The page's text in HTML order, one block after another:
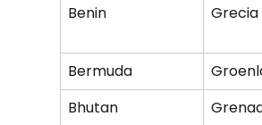
Benin
Grecia
Bermuda
Bhutan